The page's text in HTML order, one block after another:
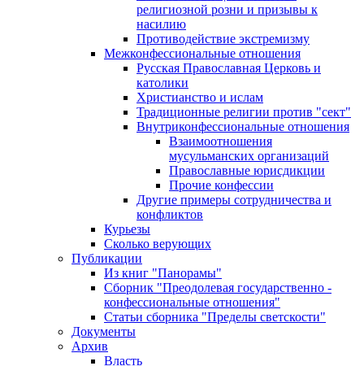
религиозной розни и призывы к
насилию
Противодействие экстремизму
Межконфессиональные отношения
Русская Православная Церковь и
католики
Христианство и ислам
Традиционные религии против "сект"
Внутриконфессиональные отношения
Взаимоотношения
мусульманских организаций
Православные юрисдикции
Прочие конфессии
Другие примеры сотрудничества и
конфликтов
Курьезы
Сколько верующих
Публикации
Из книг "Панорамы"
Сборник "Преодолевая государственно -
конфессиональные отношения"
Статьи сборника "Пределы светскости"
Документы
Архив
Власть